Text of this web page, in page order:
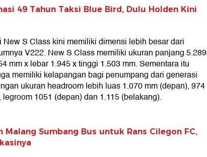
49 Tahun Taksi Blue Bird, Dulu Holden Kini
New S Class kini memiliki dimensi lebih besar dari
V222. New S Class memiliki ukuran panjang 5.289
mm x lebar 1.945 x tinggi 1.503 mm. Sementara itu
memiliki kelapangan bagi penumpang dari generasi
ukuran headroom lebih luas 1.070 mm (depan), 974
1051 (depan) dan 1.115 (belakang).
Malang Sumbang Bus untuk Rans Cilegon FC,